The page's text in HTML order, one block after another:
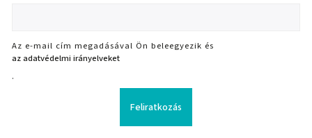
Az e-mail cím megadásával Ön beleegyezik és
az adatvédelmi irányelveket
.
Feliratkozás